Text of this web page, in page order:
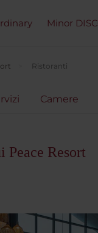
Minor
Ristoranti
Camere
Peace Resort